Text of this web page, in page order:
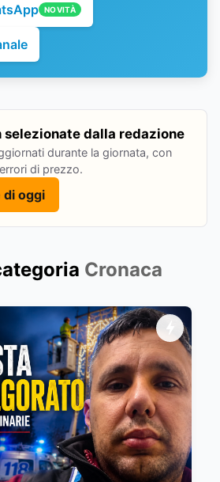
NOVITÀ
selezionate dalla redazione
durante la giornata, con
di prezzo.
oggi
Cronaca